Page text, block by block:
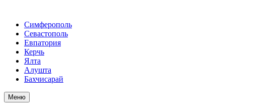
Симферополь
Севастополь
Евпатория
Керчь
Ялта
Алушта
Бахчисарай
Меню